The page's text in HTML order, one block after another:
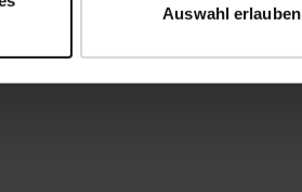
Auswahl erlauben